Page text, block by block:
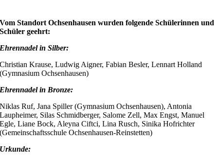
Vom Standort Ochsenhausen wurden folgende Schülerinnen und
Schüler geehrt:
Ehrennadel in Silber:
Christian Krause, Ludwig Aigner, Fabian Besler, Lennart Holland
(Gymnasium Ochsenhausen)
Ehrennadel in Bronze:
Niklas Ruf, Jana Spiller (Gymnasium Ochsenhausen), Antonia
Laupheimer, Silas Schmidberger, Salome Zell, Max Engst, Manuel
Egle, Liane Bock, Aleyna Ciftci, Lina Rusch, Sinika Hofrichter
(Gemeinschaftsschule Ochsenhausen-Reinstetten)
Urkunde: